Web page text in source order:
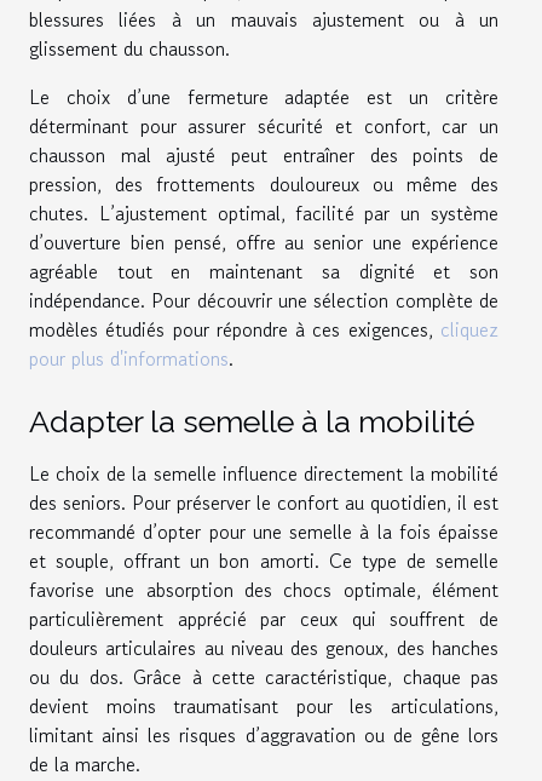
blessures liées à un mauvais ajustement ou à un
glissement du chausson.
Le choix d’une fermeture adaptée est un critère
déterminant pour assurer sécurité et confort, car un
chausson mal ajusté peut entraîner des points de
pression, des frottements douloureux ou même des
chutes. L’ajustement optimal, facilité par un système
d’ouverture bien pensé, offre au senior une expérience
agréable tout en maintenant sa dignité et son
indépendance. Pour découvrir une sélection complète de
modèles étudiés pour répondre à ces exigences, cliquez
pour plus d'informations.
Adapter la semelle à la mobilité
Le choix de la semelle influence directement la mobilité
des seniors. Pour préserver le confort au quotidien, il est
recommandé d’opter pour une semelle à la fois épaisse
et souple, offrant un bon amorti. Ce type de semelle
favorise une absorption des chocs optimale, élément
particulièrement apprécié par ceux qui souffrent de
douleurs articulaires au niveau des genoux, des hanches
ou du dos. Grâce à cette caractéristique, chaque pas
devient moins traumatisant pour les articulations,
limitant ainsi les risques d’aggravation ou de gêne lors
de la marche.